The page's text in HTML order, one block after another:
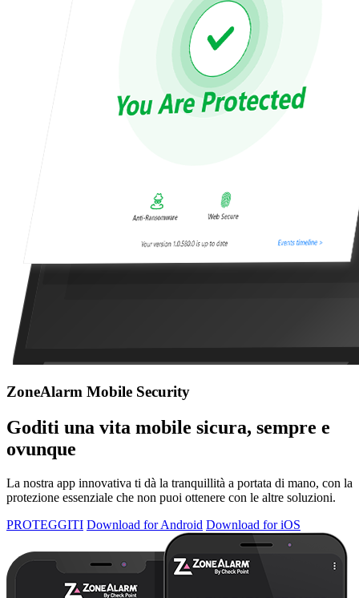
ZoneAlarm Mobile Security
Goditi una vita mobile sicura, sempre e
ovunque
La nostra app innovativa ti dà la tranquillità a portata di mano, con la
protezione essenziale che non puoi ottenere con le altre soluzioni.
PROTEGGITI Download for Android Download for iOS